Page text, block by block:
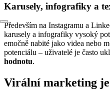
Karusely, infografiky a
Především na Instagramu a
karusely a infografiky vysoký
emočně nabité jako videa nebo
potenciálu – uživatelé je často
hodnotu.
Virální marketing